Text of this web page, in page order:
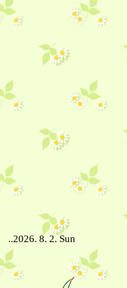
..2026. 8. 2. Sun